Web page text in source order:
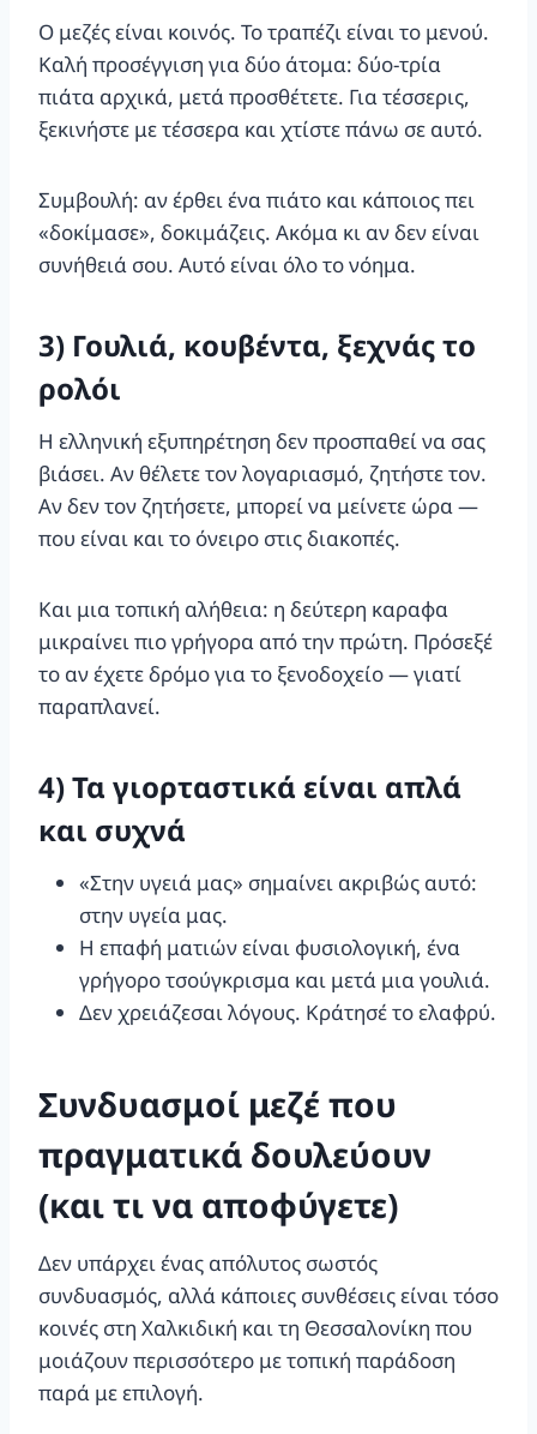
Ο μεζές είναι κοινός. Το τραπέζι είναι το μενού.
Καλή προσέγγιση για δύο άτομα: δύο-τρία
πιάτα αρχικά, μετά προσθέτετε. Για τέσσερις,
ξεκινήστε με τέσσερα και χτίστε πάνω σε αυτό.
Συμβουλή: αν έρθει ένα πιάτο και κάποιος πει
«δοκίμασε», δοκιμάζεις. Ακόμα κι αν δεν είναι
συνήθειά σου. Αυτό είναι όλο το νόημα.
3) Γουλιά, κουβέντα, ξεχνάς το
ρολόι
Η ελληνική εξυπηρέτηση δεν προσπαθεί να σας
βιάσει. Αν θέλετε τον λογαριασμό, ζητήστε τον.
Αν δεν τον ζητήσετε, μπορεί να μείνετε ώρα —
που είναι και το όνειρο στις διακοπές.
Και μια τοπική αλήθεια: η δεύτερη καραφα
μικραίνει πιο γρήγορα από την πρώτη. Πρόσεξέ
το αν έχετε δρόμο για το ξενοδοχείο — γιατί
παραπλανεί.
4) Τα γιορταστικά είναι απλά
και συχνά
«Στην υγειά μας» σημαίνει ακριβώς αυτό:
στην υγεία μας.
Η επαφή ματιών είναι φυσιολογική, ένα
γρήγορο τσούγκρισμα και μετά μια γουλιά.
Δεν χρειάζεσαι λόγους. Κράτησέ το ελαφρύ.
Συνδυασμοί μεζέ που
πραγματικά δουλεύουν
(και τι να αποφύγετε)
Δεν υπάρχει ένας απόλυτος σωστός
συνδυασμός, αλλά κάποιες συνθέσεις είναι τόσο
κοινές στη Χαλκιδική και τη Θεσσαλονίκη που
μοιάζουν περισσότερο με τοπική παράδοση
παρά με επιλογή.